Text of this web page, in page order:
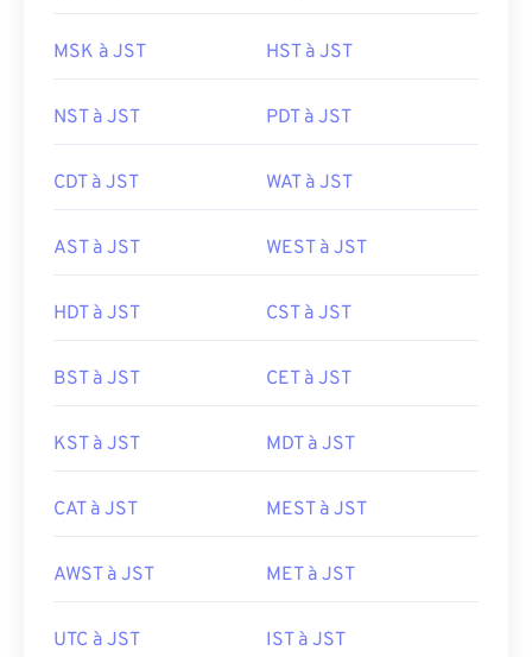
MSK à JST HST à JST
NST à JST PDT à JST
CDT à JST WAT à JST
AST à JST WEST à JST
HDT à JST CST à JST
BST à JST CET à JST
KST à JST MDT à JST
CAT à JST MEST à JST
AWST à JST MET à JST
UTC à JST IST à JST